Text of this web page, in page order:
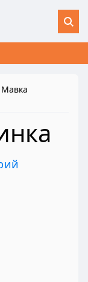
Мавка